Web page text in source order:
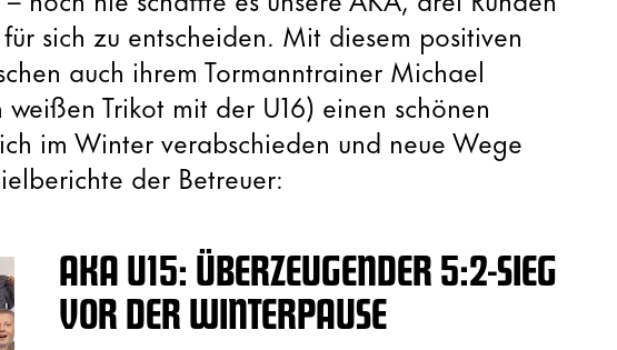
sich zu entscheiden. Mit diesem positiven
auch ihrem Tormanntrainer Michael
Trikot mit der U16) einen schönen
im Winter verabschieden und neue Wege
der Betreuer:
AKA U15: ÜBERZEUGENDER 5:2-SIEG
VOR DER WINTERPAUSE